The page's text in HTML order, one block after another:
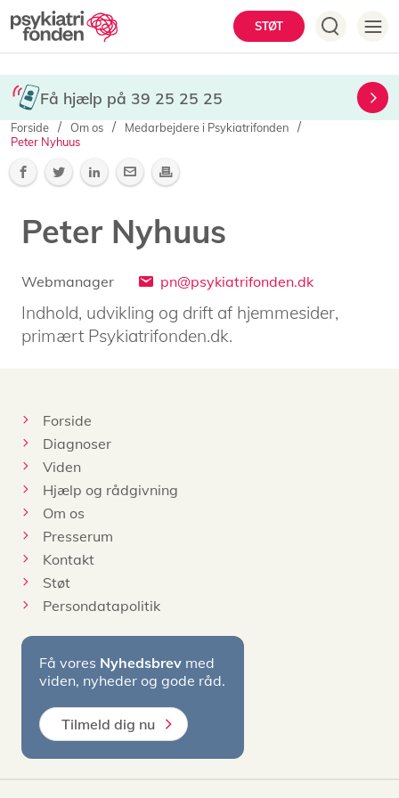
Gå
til
hovedindhold
STØT
Hovedmenu
Få hjælp på 39 25 25 25
Brødkrumme
Forside Om os
Medarbejdere i Psykiatrifonden
Peter Nyhuus
Peter Nyhuus
Webmanager
E-
pn@psykiatrifonden.dk
Indhold, udvikling og drift af hjemmesider,
primært Psykiatrifonden.dk.
Forside
Diagnoser
Viden
Hjælp og rådgivning
Om os
Presserum
Kontakt
Støt
Persondatapolitik
Få vores Nyhedsbrev med
viden, nyheder og gode råd.
Tilmeld dig nu